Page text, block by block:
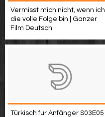
Vermisst mich nicht, wenn ich
die volle Folge bin | Ganzer
Film Deutsch
Türkisch für Anfänger S03E05